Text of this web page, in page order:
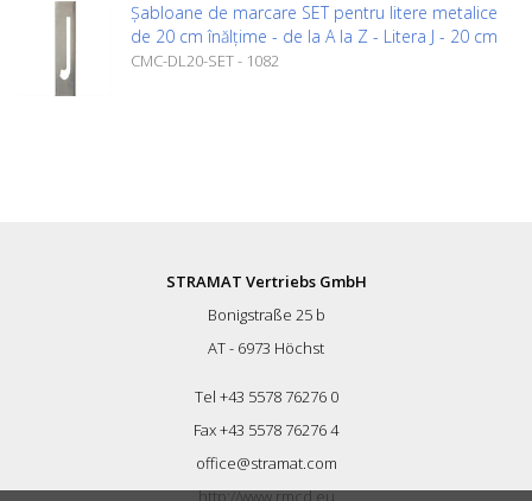
Șabloane de marcare SET pentru litere metalice
de 20 cm înălțime - de la A la Z - Litera J - 20 cm
CMC-DL20-SET - 1082
STRAMAT Vertriebs GmbH
Bonigstraße 25 b
AT - 6973 Höchst
Tel +43 5578 76276 0
Fax +43 5578 76276 4
office@stramat.com
http://www.rmcd.eu